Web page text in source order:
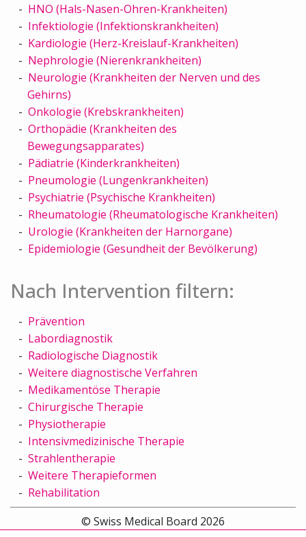
HNO (Hals-Nasen-Ohren-Krankheiten)
Infektiologie (Infektionskrankheiten)
Kardiologie (Herz-Kreislauf-Krankheiten)
Nephrologie (Nierenkrankheiten)
Neurologie (Krankheiten der Nerven und des
Gehirns)
Onkologie (Krebskrankheiten)
Orthopädie (Krankheiten des
Bewegungsapparates)
Pädiatrie (Kinderkrankheiten)
Pneumologie (Lungenkrankheiten)
Psychiatrie (Psychische Krankheiten)
Rheumatologie (Rheumatologische Krankheiten)
Urologie (Krankheiten der Harnorgane)
Epidemiologie (Gesundheit der Bevölkerung)
Nach Intervention filtern:
Prävention
Labordiagnostik
Radiologische Diagnostik
Weitere diagnostische Verfahren
Medikamentöse Therapie
Chirurgische Therapie
Physiotherapie
Intensivmedizinische Therapie
Strahlentherapie
Weitere Therapieformen
Rehabilitation
© Swiss Medical Board 2026